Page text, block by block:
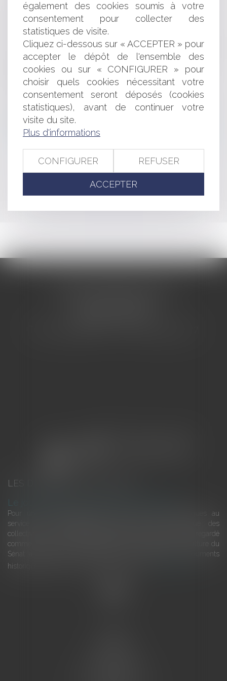
Arrêt de principe de la Cour de cassation sur le
cybersquatting
Loi Pacte et modification des seuils rendant obligatoire
la nomination d’un commissaire aux comptes
La France condamnée à payer 20 000 euros de
dommage moral au requérant blessé lors de son
interpellation par la police
Cautionnement non daté : sa validité reste inchangée
La clause pénale : clause souple mais limitée
La nouvelle théorie de l'imprévision des contrats et la
possibilité de renégocier les contrats
Transparence, pratiques restrictives de concurrence et
< ... 199 200 201 202 203 204 205 ...
>>
LES DERNIÈRES ACTUALITÉS
Le joug léger des monuments historiques
Pour une gestion patrimoniale des monuments historiques au
service du développement économique et touristique des
collectivités Le monument historique a longtemps été regardé
comme une charge. Le rapport que la commission de la culture du
Sénat a consacré, en juillet 2026, à la gestion des monuments
historiques invite à y voir aussi une ressour...
également des cookies soumis à votre
consentement pour collecter des
statistiques de visite.
Cliquez ci-dessous sur « ACCEPTER » pour
accepter le dépôt de l'ensemble des
cookies ou sur « CONFIGURER » pour
choisir quels cookies nécessitant votre
consentement seront déposés (cookies
statistiques), avant de continuer votre
visite du site.
Plus d'informations
CONFIGURER REFUSER
ACCEPTER